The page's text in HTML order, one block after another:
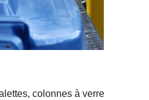
colonnes à verre